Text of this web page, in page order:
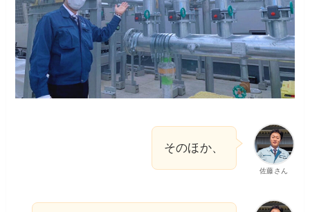
佐藤さん
そのほか、